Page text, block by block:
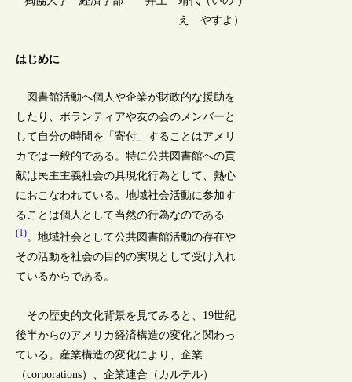
え やすよ）
はじめに
図書館活動へ個人や企業が財政的な援助を
したり、ボランティアや友の会のメンバーと
して自分の時間を「寄付」することはアメリ
カでは一般的である。特に公共図書館への貢
献は民主主義社会の具現化行為として、熱心
におこなわれている。地域社会活動に参加す
ることは個人として当然の行為なのである
(1)。地域社会として公共図書館活動の存在や
その活動を社会の目的の実現として受け入れ
ているからである。
その歴史的文化背景を見てみると、19世紀
後半からのアメリカ経済構造の変化と関わっ
ている。産業構造の変化により、企業
（corporations）、企業連合（カルテル）